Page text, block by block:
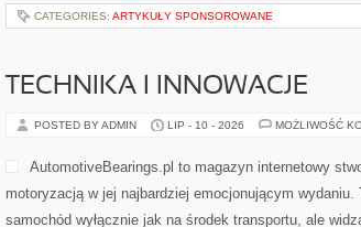
CATEGORIES: ARTYKUŁY SPONSOROWANE
TECHNIKA I INNOWACJE
POSTED BY ADMIN LIP - 10 - 2026 MOŻLIWOŚĆ
AutomotiveBearings.pl to magazyn internetowy
motoryzacją w jej najbardziej emocjonującym
samochód wyłącznie jak na środek transportu, ale